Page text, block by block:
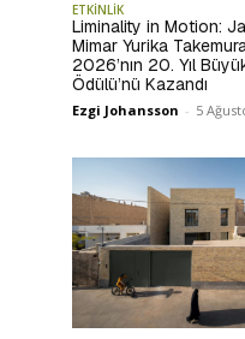
ETKİNLİK
Liminality in Motion:
Mimar Yurika
2026’nın 20. Yıl
Ödülü’nü Kazandı
Ezgi Johansson - 5